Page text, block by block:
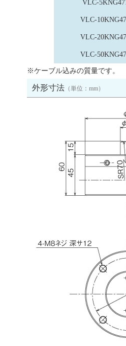
VLC-
VLC-
VLC-
VLC-
※ケーブル込みの質量です。
外形寸法 （単位：mm）